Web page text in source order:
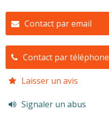
Contact par email
Contact par téléphone
Laisser un avis
Signaler un abus